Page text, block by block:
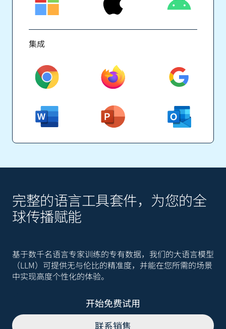
完整的语言工具套件，为您的全
球传播赋能
基于数千名语言专家训练的专有数据，我们的大语言模型
（LLM）可提供无与伦比的精准度，并能在您所需的场景
中实现高度个性化的体验。
开始免费试用
联系销售
集成